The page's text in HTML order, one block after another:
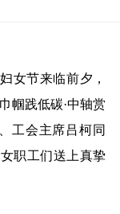
女节来临前夕，
帼践低碳·中轴赏
工会主席吕柯同
职工们送上真挚